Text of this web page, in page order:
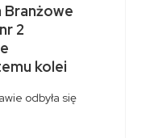
2
kolei
odbyła się